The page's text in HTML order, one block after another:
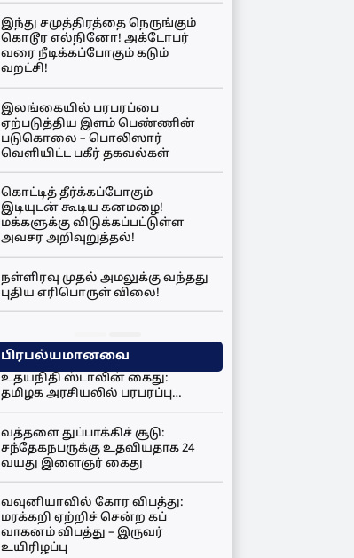
இந்து சமுத்திரத்தை நெருங்கும்
கொடூர எல்நினோ! அக்டோபர்
வரை நீடிக்கப்போகும் கடும்
வறட்சி!
இலங்கையில் பரபரப்பை
ஏற்படுத்திய இளம் பெண்ணின்
படுகொலை – பொலிஸார்
வெளியிட்ட பகீர் தகவல்கள்
கொட்டித் தீர்க்கப்போகும்
இடியுடன் கூடிய கனமழை!
மக்களுக்கு விடுக்கப்பட்டுள்ள
அவசர அறிவுறுத்தல்!
நள்ளிரவு முதல் அமலுக்கு வந்தது
புதிய எரிபொருள் விலை!
பிரபல்யமானவை
உதயநிதி ஸ்டாலின் கைது:
தமிழக அரசியலில் பரபரப்பு…
வத்தளை துப்பாக்கிச் சூடு:
சந்தேகநபருக்கு உதவியதாக 24
வயது இளைஞர் கைது
வவுனியாவில் கோர விபத்து:
மரக்கறி ஏற்றிச் சென்ற கப்
வாகனம் விபத்து – இருவர்
உயிரிழப்பு